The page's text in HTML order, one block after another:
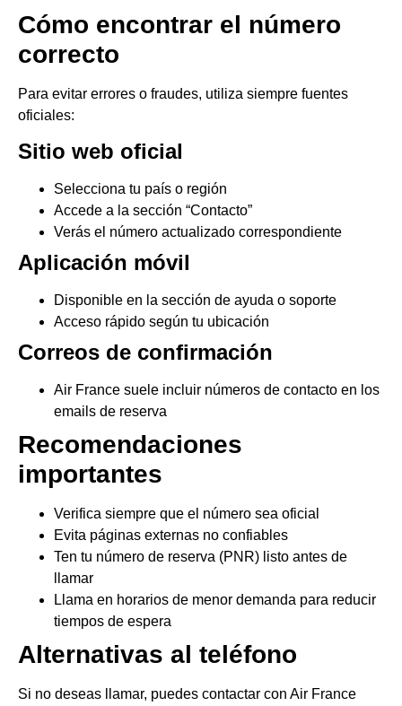
Cómo encontrar el número
correcto
Para evitar errores o fraudes, utiliza siempre fuentes
oficiales:
Sitio web oficial
Selecciona tu país o región
Accede a la sección “Contacto”
Verás el número actualizado correspondiente
Aplicación móvil
Disponible en la sección de ayuda o soporte
Acceso rápido según tu ubicación
Correos de confirmación
Air France suele incluir números de contacto en los
emails de reserva
Recomendaciones
importantes
Verifica siempre que el número sea oficial
Evita páginas externas no confiables
Ten tu número de reserva (PNR) listo antes de
llamar
Llama en horarios de menor demanda para reducir
tiempos de espera
Alternativas al teléfono
Si no deseas llamar, puedes contactar con Air France